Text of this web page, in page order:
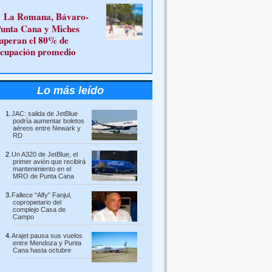
La Romana, Bávaro-
Cana y Miches
el 80% de
promedio
Lo más leído
JAC: salida de JetBlue
podría aumentar boletos
aéreos entre Newark y
RD
Un A320 de JetBlue, el
primer avión que recibirá
mantenimiento en el
MRO de Punta Cana
Fallece “Alfy” Fanjul,
copropietario del
complejo Casa de
Campo
Arajet pausa sus vuelos
entre Mendoza y Punta
Cana hasta octubre